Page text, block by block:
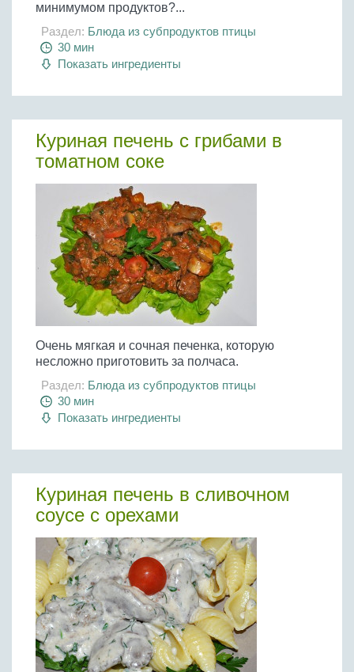
минимумом продуктов?...
Раздел: Блюда из субпродуктов птицы
30 мин
Показать ингредиенты
Куриная печень с грибами в
томатном соке
Очень мягкая и сочная печенка, которую
несложно приготовить за полчаса.
Раздел: Блюда из субпродуктов птицы
30 мин
Показать ингредиенты
Куриная печень в сливочном
соусе с орехами